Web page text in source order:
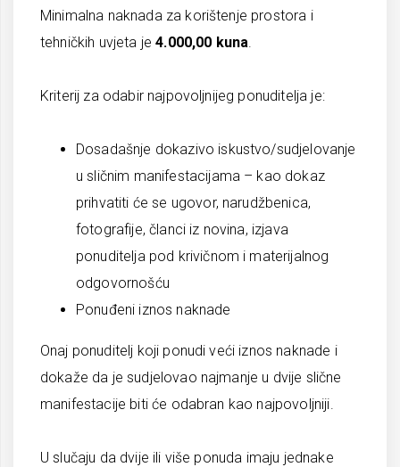
Minimalna naknada za korištenje prostora i
tehničkih uvjeta je4.000,00 kuna
Kriterij za odabir najpovoljnijeg ponuditelja je:
Dosadašnje dokazivo iskustvo/sudjelovanje
u sličnim manifestacijama – kao dokaz
prihvatiti će se ugovor, narudžbenica,
fotografije, članci iz novina, izjava
ponuditelja pod krivičnom i materijalnog
odgovornošću
Ponuđeni iznos naknade
Onaj ponuditelj koji ponudi veći iznos naknade i
dokaže da je sudjelovao najmanje u dvije slične
manifestacije biti će odabran kao najpovoljniji.
U slučaju da dvije ili više ponuda imaju jednake